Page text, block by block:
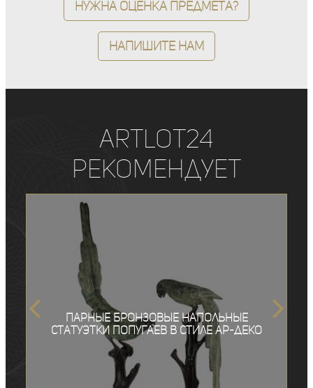
Нужна оценка предмета?
Напишите нам
ArtLot24
рекомендует
Парные бронзовые напольные
статуэтки попугаев в стиле ар-деко